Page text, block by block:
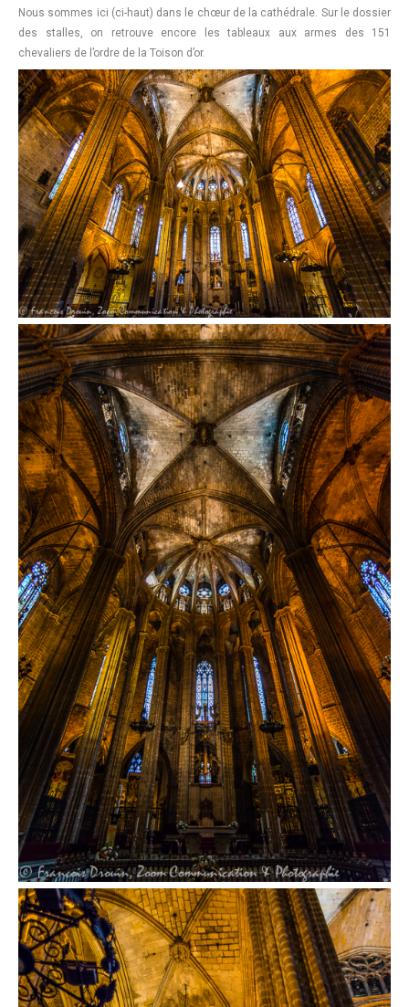
Nous sommes ici (ci-haut) dans le chœur de la cathédrale. Sur le dossier
des stalles, on retrouve encore les tableaux aux armes des 151
chevaliers de l’ordre de la Toison d’or.